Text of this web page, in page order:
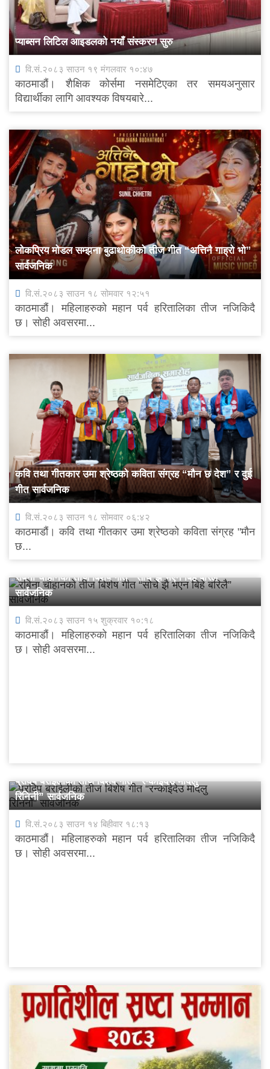
प्याब्सन लिटिल आइडलको नयाँ संस्करण सुरु
वि.सं.२०८३ साउन १९ मंगलवार १०:४७
काठमाडौं। शैक्षिक कोर्समा नसमेटिएका तर समयअनुसार
विद्यार्थीका लागि आवश्यक विषयबारे...
लोकप्रिय मोडल सम्झना बुढाथोकीको तीज गीत “अत्तिनै गाह्रो भो”
सार्वजनिक
वि.सं.२०८३ साउन १८ सोमवार १२:५१
काठमाडौं। महिलाहरुको महान पर्व हरितालिका तीज नजिकिदै
छ। सोही अवसरमा...
कवि तथा गीतकार उमा श्रेष्ठको कविता संग्रह “मौन छ देश” र दुई
गीत सार्वजनिक
वि.सं.२०८३ साउन १८ सोमवार ०६:४२
काठमाडौं। कवि तथा गीतकार उमा श्रेष्ठको कविता संग्रह "मौन
छ...
रबिना चौहानको तीज बिशेष गीत “सोचे झै भएन बिहे बरिलै”
सार्वजनिक
वि.सं.२०८३ साउन १५ शुक्रवार १०:१८
काठमाडौं। महिलाहरुको महान पर्व हरितालिका तीज नजिकिदै
छ। सोही अवसरमा...
प्रदिप बराईलीको तीज बिशेष गीत “रन्काईदेउ मादलु
रिनिनी” सार्वजनिक
वि.सं.२०८३ साउन १४ बिहीवार १८:१३
काठमाडौं। महिलाहरुको महान पर्व हरितालिका तीज नजिकिदै
छ। सोही अवसरमा...